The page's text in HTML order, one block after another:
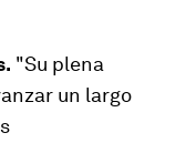
"Su plena
un largo